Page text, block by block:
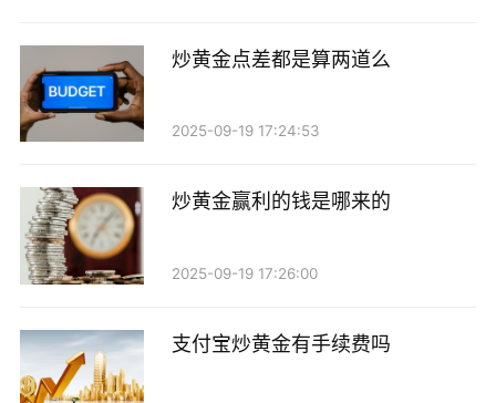
炒黄金点差都是算两道么
2025-09-19 17:24:53
炒黄金赢利的钱是哪来的
2025-09-19 17:26:00
支付宝炒黄金有手续费吗